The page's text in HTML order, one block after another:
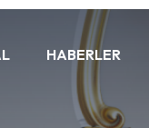
HABERLER